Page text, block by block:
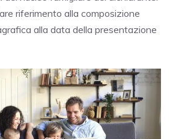
riferimento alla composizione
alla data della presentazione